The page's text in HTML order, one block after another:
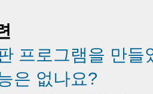
프로그램을 만들
은 없나요?